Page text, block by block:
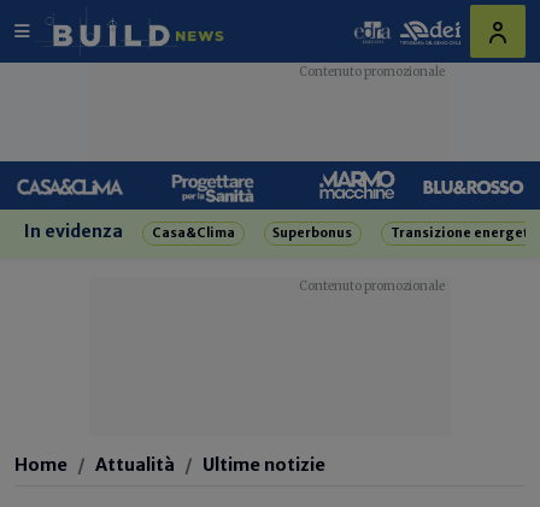
In evidenza Casa&Clima Superbonus Transizione
Home Attualità Ultime notizie